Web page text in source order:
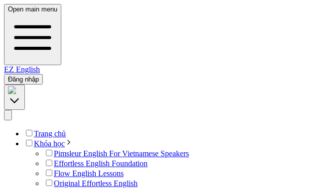
Open main menu
EZ English
Đăng nhập
Trang chủ
Khóa học
Pimsleur English For Vietnamese Speakers
Effortless English Foundation
Flow English Lessons
Original Effortless English